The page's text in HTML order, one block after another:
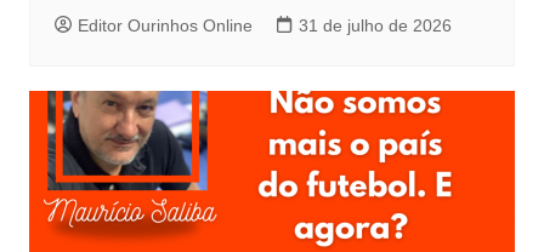
Editor Ourinhos Online 31 de julho de 2026